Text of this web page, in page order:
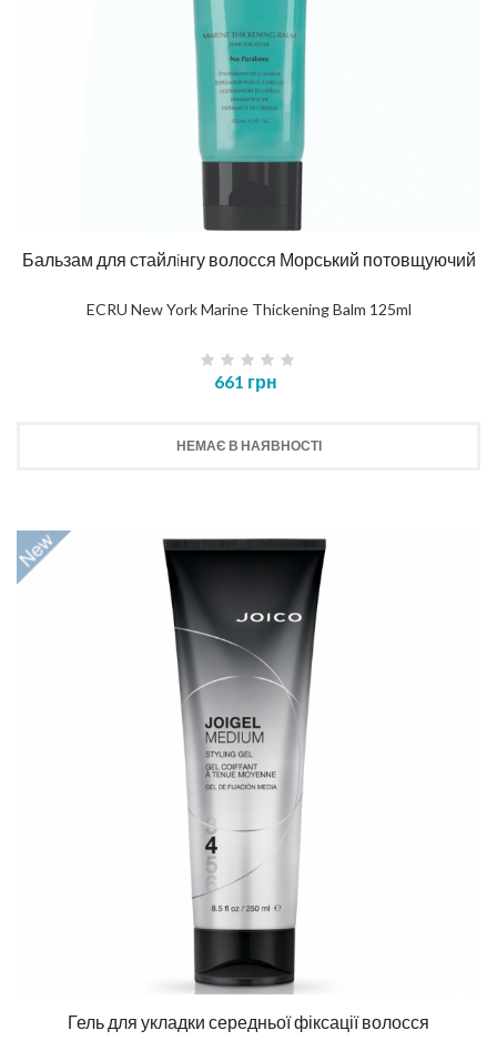
Бальзам для стайлiнгу волосся Морський потовщуючий
ECRU New York Marine Thickening Balm 125ml
661 грн
НЕМАЄ В НАЯВНОСТІ
Гель для укладки середньої фіксації волосся